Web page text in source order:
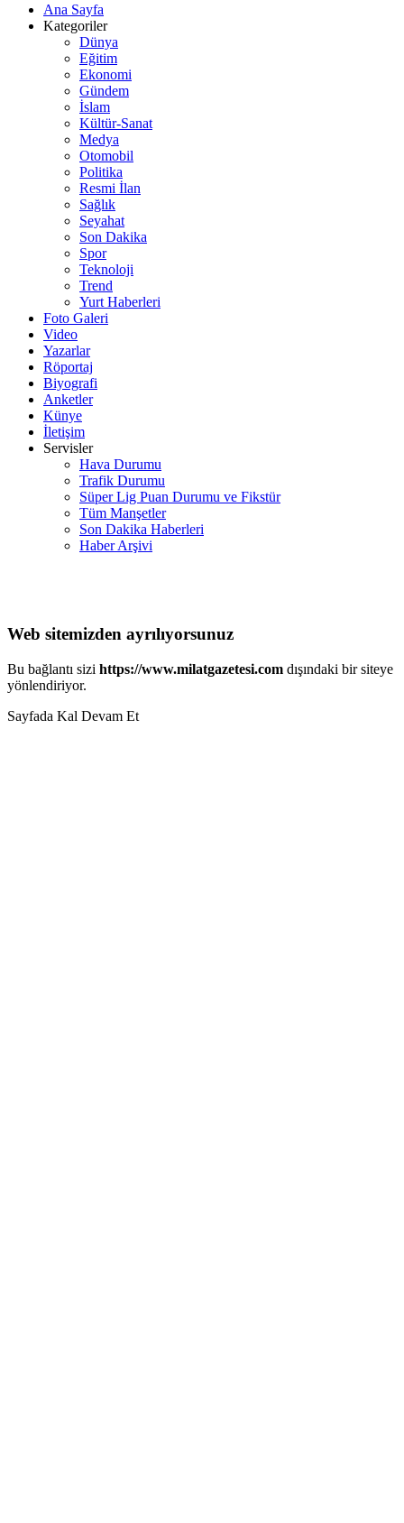
Ana Sayfa
Kategoriler
Dünya
Eğitim
Ekonomi
Gündem
İslam
Kültür-Sanat
Medya
Otomobil
Politika
Resmi İlan
Sağlık
Seyahat
Son Dakika
Spor
Teknoloji
Trend
Yurt Haberleri
Foto Galeri
Video
Yazarlar
Röportaj
Biyografi
Anketler
Künye
İletişim
Servisler
Hava Durumu
Trafik Durumu
Süper Lig Puan Durumu ve Fikstür
Tüm Manşetler
Son Dakika Haberleri
Haber Arşivi
Web sitemizden ayrılıyorsunuz
Bu bağlantı sizi https://www.milatgazetesi.com dışındaki bir siteye
yönlendiriyor.
Sayfada Kal Devam Et